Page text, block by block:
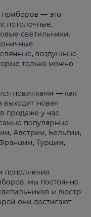
приборов — это
потолочные,
светильники.
воздушные
только можно
новинками — как
выходит новая
продаже у нас.
популярные
Австрии, Бельгии,
Турции,
пополнения
мы постоянно
и люстр
они достигают